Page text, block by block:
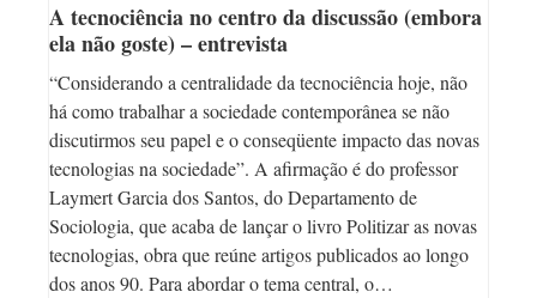
A tecnociência no centro da discussão (embora
ela não goste) – entrevista
“Considerando a centralidade da tecnociência hoje, não
há como trabalhar a sociedade contemporânea se não
discutirmos seu papel e o conseqüente impacto das novas
tecnologias na sociedade”. A afirmação é do professor
Laymert Garcia dos Santos, do Departamento de
Sociologia, que acaba de lançar o livro Politizar as novas
tecnologias, obra que reúne artigos publicados ao longo
dos anos 90. Para abordar o tema central, o…